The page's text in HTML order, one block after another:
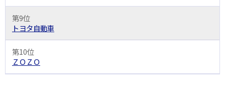
第9位
トヨタ自動車
第10位
ＺＯＺＯ